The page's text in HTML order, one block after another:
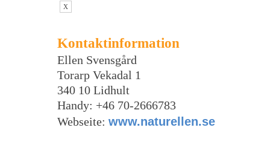
X
Kontaktinformation
Ellen Svensgård
Torarp Vekadal 1
340 10 Lidhult
Handy: +46 70-2666783
Webseite: www.naturellen.se